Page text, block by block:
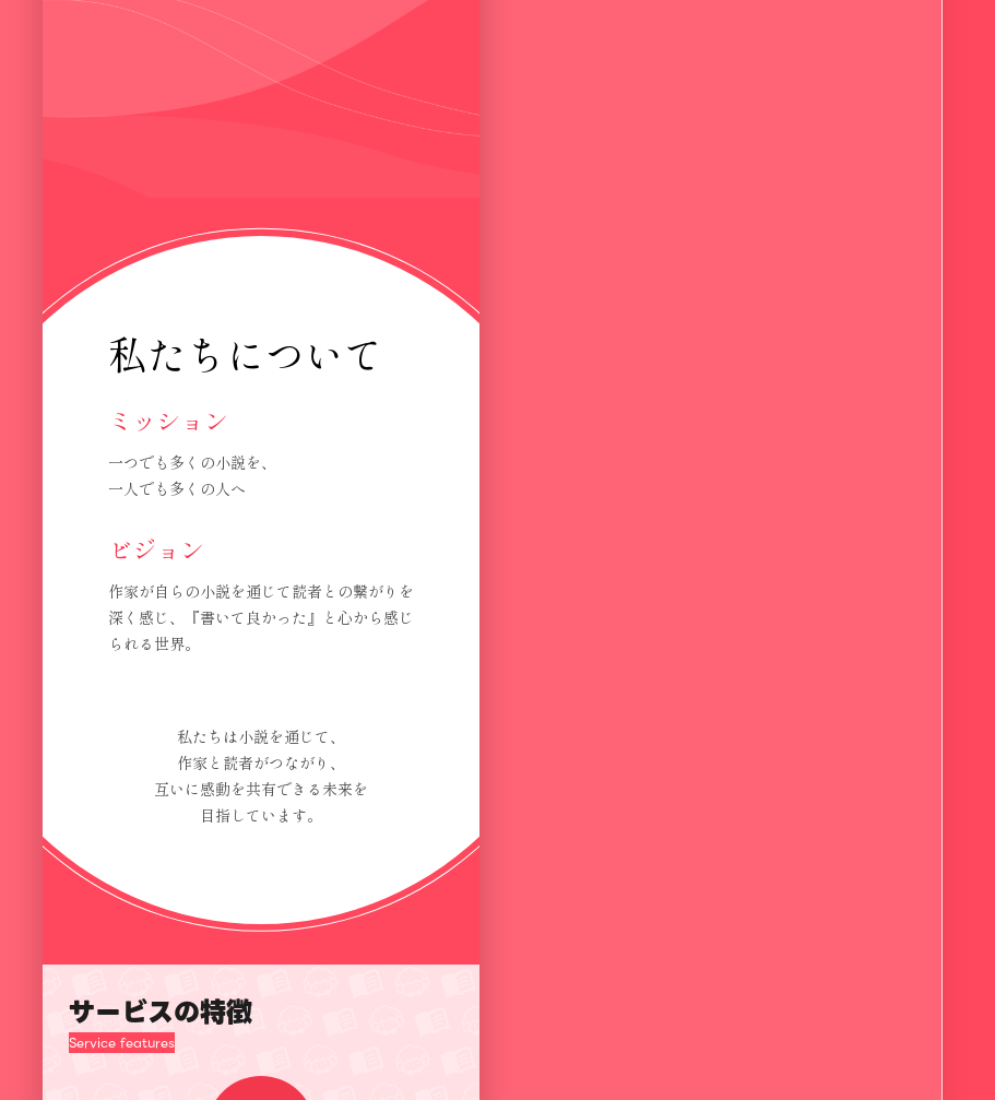
私たちについて
ミッション
一つでも多くの小説を、
一人でも多くの人へ
ビジョン
作家が自らの小説を通じて読者との繋がりを
深く感じ、『書いて良かった』と心から感じ
られる世界。
私たちは小説を通じて、
作家と読者がつながり、
互いに感動を共有できる未来を
目指しています。
サービスの特徴
Service features